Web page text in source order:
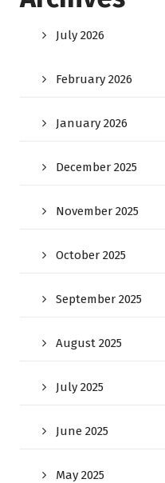
July 2026
February 2026
January 2026
December 2025
November 2025
October 2025
September 2025
August 2025
July 2025
June 2025
May 2025